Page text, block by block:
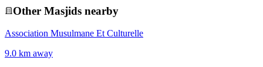
Other Masjids nearby
Association Musulmane Et Culturelle
9.0 km away